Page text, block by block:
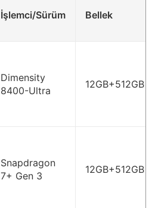
İşlemci/Sürüm Bellek
Dimensity
8400-Ultra
12GB+512GB
Snapdragon
7+ Gen 3
12GB+512GB